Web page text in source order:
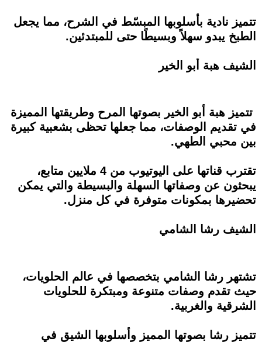
تتميز نادية بأسلوبها المبسّط في الشرح، مما يجعل
الطبخ يبدو سهلاً وبسيطًا حتى للمبتدئين.
الشيف هبة أبو الخير
تتميز هبة أبو الخير بصوتها المرح وطريقتها المميزة
في تقديم الوصفات، مما جعلها تحظى بشعبية كبيرة
بين محبي الطهي.
تقترب قناتها على اليوتيوب من 4 ملايين متابع،
يبحثون عن وصفاتها السهلة والبسيطة والتي يمكن
تحضيرها بمكونات متوفرة في كل منزل.
الشيف رشا الشامي
تشتهر رشا الشامي بتخصصها في عالم الحلويات،
حيث تقدم وصفات متنوعة ومبتكرة للحلويات
الشرقية والغربية.
تتميز رشا بصوتها المميز وأسلوبها الشيق في